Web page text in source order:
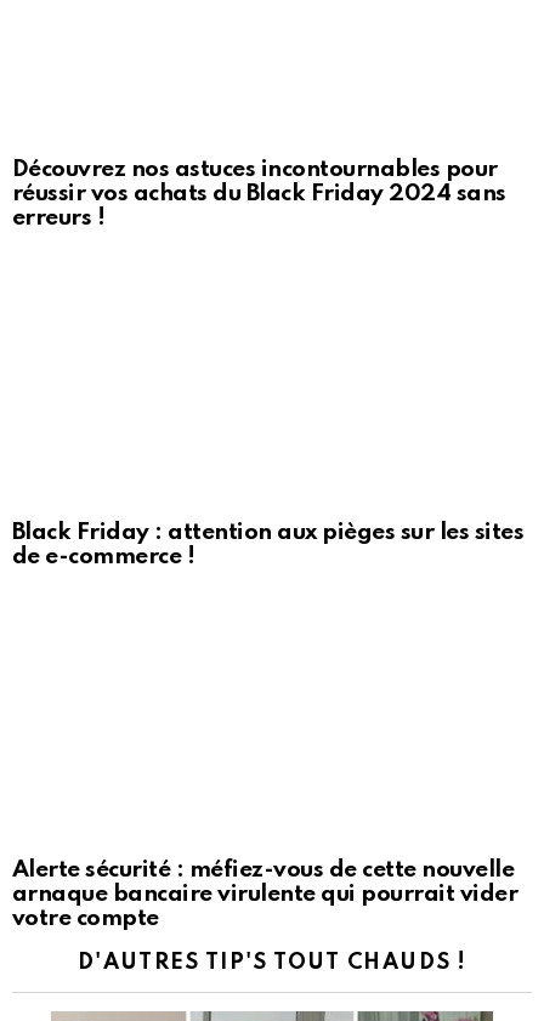
Découvrez nos astuces incontournables pour
réussir vos achats du Black Friday 2024 sans
erreurs !
Black Friday : attention aux pièges sur les sites
de e-commerce !
Alerte sécurité : méfiez-vous de cette nouvelle
arnaque bancaire virulente qui pourrait vider
votre compte
D'AUTRES TIP'S TOUT CHAUDS !